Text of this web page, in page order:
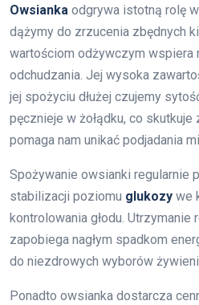
Owsianka odgrywa istotną rolę
dążymy do zrzucenia zbędnych
wartościom odżywczym wspiera
odchudzania. Jej wysoka
jej spożyciu dłużej czujemy
pęcznieje w żołądku, co
pomaga nam unikać podjadania
Spożywanie owsianki regularnie
stabilizacji poziomu glukozy we
kontrolowania głodu. Utrzymanie
zapobiega nagłym spadkom
do niezdrowych wyborów
Ponadto owsianka dostarcza